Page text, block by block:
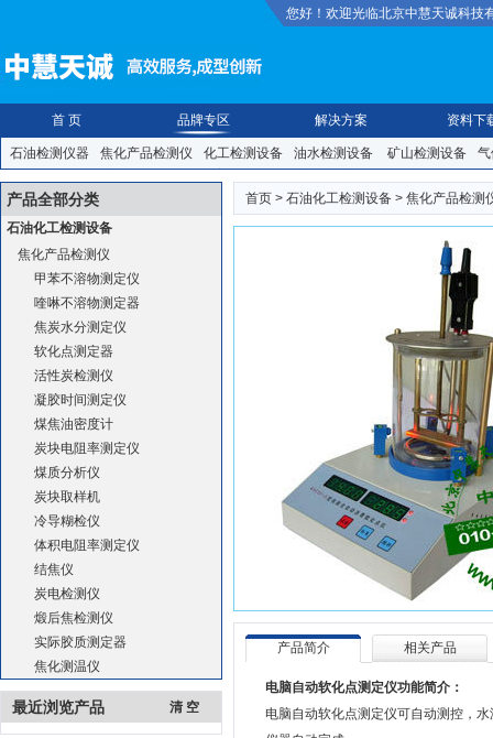
您好！欢迎光临北京中慧天诚科技
首 页 品牌专区 解决方案 资料下
石油检测仪器 焦化产品检测仪 化工检测设备 油水检测设备 矿山检测设备
产品全部分类
石油化工检测设备
焦化产品检测仪
甲苯不溶物测定仪
喹啉不溶物测定器
焦炭水分测定仪
软化点测定器
活性炭检测仪
凝胶时间测定仪
煤焦油密度计
炭块电阻率测定仪
煤质分析仪
炭块取样机
冷导糊检仪
体积电阻率测定仪
结焦仪
炭电检测仪
煅后焦检测仪
实际胶质测定器
焦化测温仪
最近浏览产品 清 空
首页 > 石油化工检测设备 > 焦化产品检测
产品简介 相关产品
电脑自动软化点测定仪功能简介：
电脑自动软化点测定仪可自动测控，